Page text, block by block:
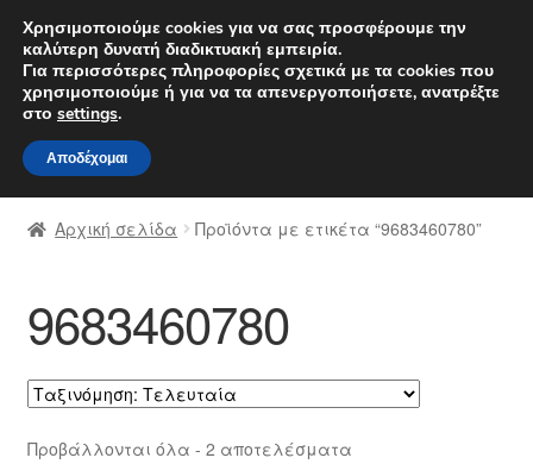
ΑΠΟΣΤΟΛΗ από 7 EUR
Δευτέρα-Παρ. 9 π.μ. - 4 μ.μ.
Απευθείας
μετάβαση
στην
πλοήγηση
Μετάβαση
σε
περιεχόμενο
Αρχική
Διαδικασία Παραπόνων
Επικοινωνία
Καροτσάκι
Μεταφορά
Αρχική σελίδα Προϊόντα με ετικέτα “9683460780”
9683460780
Προβάλλονται όλα - 2 αποτελέσματαSorted
Χρησιμοποιούμε cookies για να σας προσφέρουμε την
καλύτερη δυνατή διαδικτυακή εμπειρία.
Για περισσότερες πληροφορίες σχετικά με τα cookies που
χρησιμοποιούμε ή για να τα απενεργοποιήσετε, ανατρέξτε
στο settings.
Αποδέχομαι